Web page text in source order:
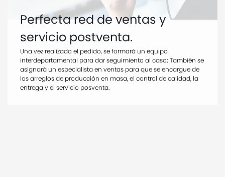
Perfecta red de ventas y
servicio postventa.
Una vez realizado el pedido, se formará un equipo
interdepartamental para dar seguimiento al caso; También se
asignará un especialista en ventas para que se encargue de
los arreglos de producción en masa, el control de calidad, la
entrega y el servicio posventa.